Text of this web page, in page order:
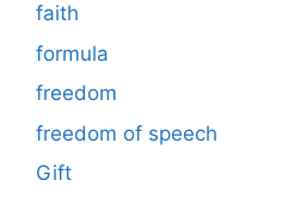
faith
formula
freedom
freedom of speech
Gift